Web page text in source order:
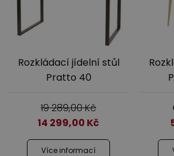
Ložnice
Dětský nábytek
Rozkládací jídelní stůl
Pratto 40
19 289,00Kč
14 299,00 Kč
Více informací